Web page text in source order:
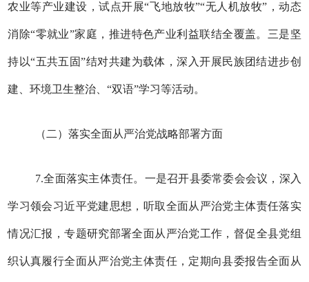
农业等产业建设，试点开展“飞地放牧”“无人机放牧”，动态
消除“零就业”家庭，推进特色产业利益联结全覆盖。三是坚
持以“五共五固”结对共建为载体，深入开展民族团结进步创
建、环境卫生整治、“双语”学习等活动。
（二）落实全面从严治党战略部署方面
7.全面落实主体责任。一是召开县委常委会会议，深入
学习领会习近平党建思想，听取全面从严治党主体责任落实
情况汇报，专题研究部署全面从严治党工作，督促全县党组
织认真履行全面从严治党主体责任，定期向县委报告全面从